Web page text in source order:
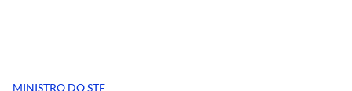
MINISTRO DO STF